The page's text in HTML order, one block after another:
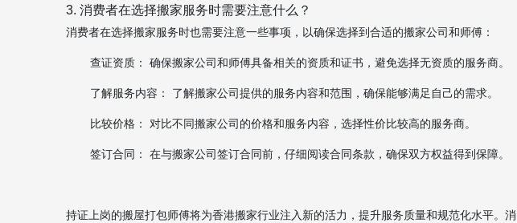
3. 消费者在选择搬家服务时需要注意什么？
消费者在选择搬家服务时也需要注意一些事项，以确保选择到合适的搬家公司和师傅：
查证资质： 确保搬家公司和师傅具备相关的资质和证书，避免选择无资质的服务商。
了解服务内容： 了解搬家公司提供的服务内容和范围，确保能够满足自己的需求。
比较价格： 对比不同搬家公司的价格和服务内容，选择性价比较高的服务商。
签订合同： 在与搬家公司签订合同前，仔细阅读合同条款，确保双方权益得到保障。
持证上岗的搬屋打包师傅将为香港搬家行业注入新的活力，提升服务质量和规范化水平。